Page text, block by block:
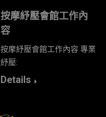
按摩紓壓會館工作內
容
按摩紓壓會館工作內容 專業
紓壓:
Details